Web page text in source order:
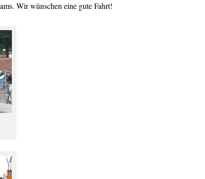
Wir wünschen eine gute Fahrt!